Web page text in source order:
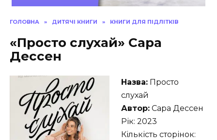
ГОЛОВНА » ДИТЯЧІ КНИГИ » КНИГИ ДЛЯ ПІДЛІТКІВ
«Просто слухай» Сара
Дессен
Назва: Просто
слухай
Автор: Сара Дессен
Рік: 2023
Кількість сторінок: